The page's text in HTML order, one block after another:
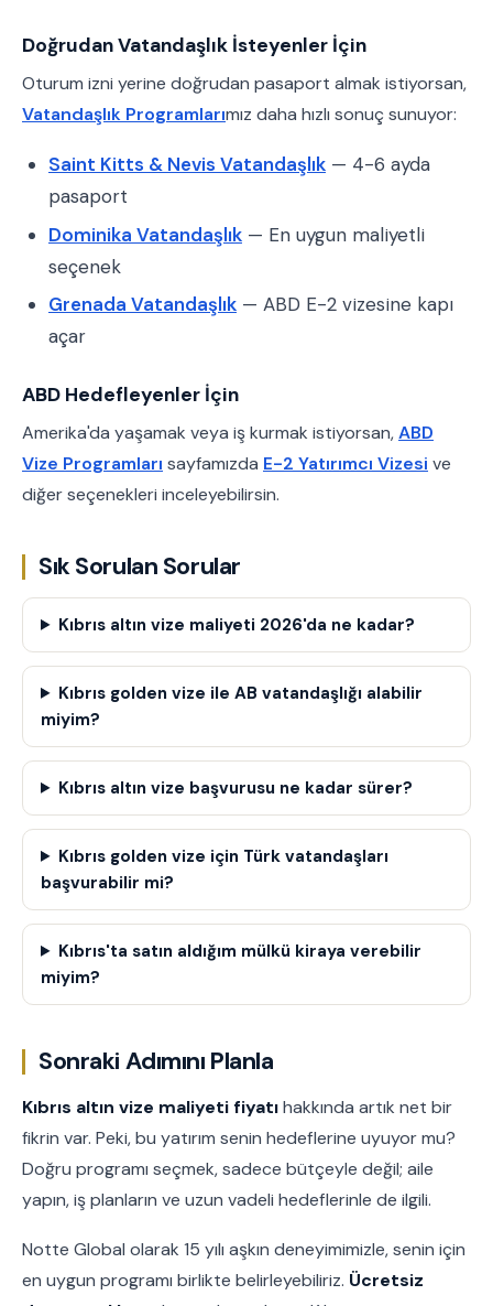
Doğrudan Vatandaşlık İsteyenler İçin
Oturum izni yerine doğrudan pasaport almak istiyorsan,
Vatandaşlık Programlarımız daha hızlı sonuç sunuyor:
Saint Kitts & Nevis Vatandaşlık — 4-6 ayda
pasaport
Dominika Vatandaşlık — En uygun maliyetli
seçenek
Grenada Vatandaşlık — ABD E-2 vizesine kapı
açar
ABD Hedefleyenler İçin
Amerika'da yaşamak veya iş kurmak istiyorsan,ABD
Vize Programları sayfamızda E-2 Yatırımcı Vizesi ve
diğer seçenekleri inceleyebilirsin.
Sık Sorulan Sorular
Kıbrıs altın vize maliyeti 2026'da ne kadar?
Kıbrıs golden vize ile AB vatandaşlığı alabilir
miyim?
Kıbrıs altın vize başvurusu ne kadar sürer?
Kıbrıs golden vize için Türk vatandaşları
başvurabilir mi?
Kıbrıs'ta satın aldığım mülkü kiraya verebilir
miyim?
Sonraki Adımını Planla
Kıbrıs altın vize maliyeti fiyatıhakkında artık net bir
fikrin var. Peki, bu yatırım senin hedeflerine uyuyor mu?
Doğru programı seçmek, sadece bütçeyle değil; aile
yapın, iş planların ve uzun vadeli hedeflerinle de ilgili.
Notte Global olarak 15 yılı aşkın deneyimimizle, senin için
en uygun programı birlikte belirleyebiliriz. Ücretsiz